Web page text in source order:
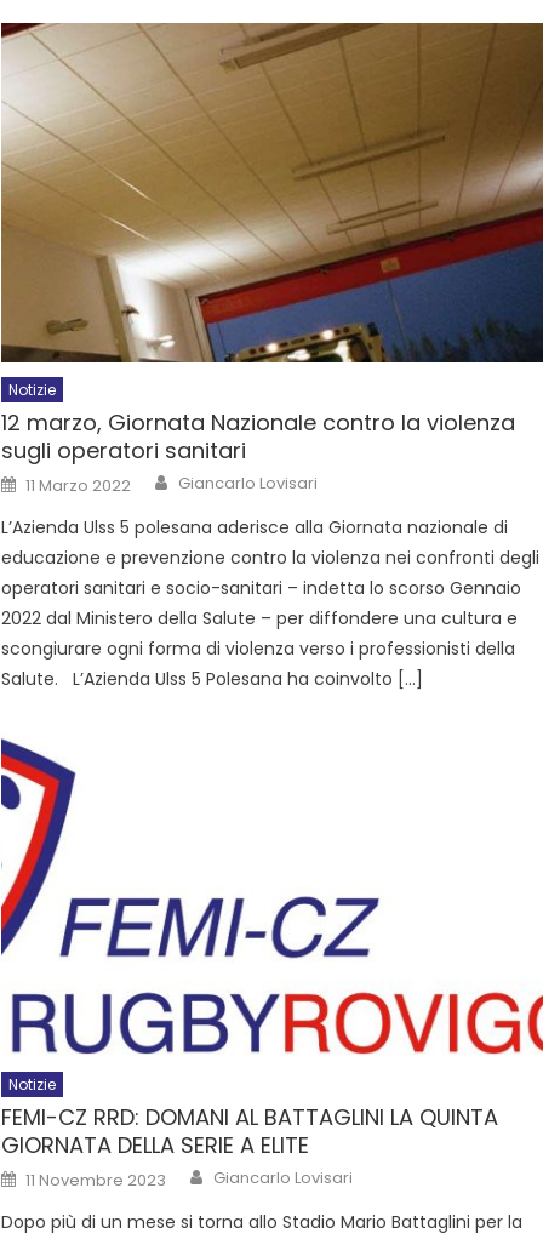
Notizie
12 marzo, Giornata Nazionale contro la violenza
sugli operatori sanitari
11 Marzo 2022 Giancarlo Lovisari
L’Azienda Ulss 5 polesana aderisce alla Giornata nazionale di
educazione e prevenzione contro la violenza nei confronti degli
operatori sanitari e socio-sanitari – indetta lo scorso Gennaio
2022 dal Ministero della Salute – per diffondere una cultura e
scongiurare ogni forma di violenza verso i professionisti della
Salute. L’Azienda Ulss 5 Polesana ha coinvolto […]
Notizie
FEMI-CZ RRD: DOMANI AL BATTAGLINI LA QUINTA
GIORNATA DELLA SERIE A ELITE
11 Novembre 2023 Giancarlo Lovisari
Dopo più di un mese si torna allo Stadio Mario Battaglini per la